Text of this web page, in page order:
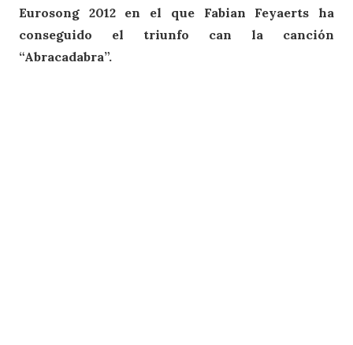
Eurosong 2012 en el que Fabian Feyaerts ha
conseguido el triunfo can la canción
“Abracadabra”.